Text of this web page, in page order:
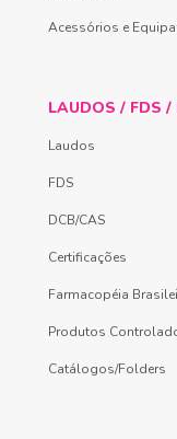
Acessórios e
LAUDOS / FDS /
Laudos
FDS
DCB/CAS
Certificações
Farmacopéia
Produtos
Catálogos/Folders